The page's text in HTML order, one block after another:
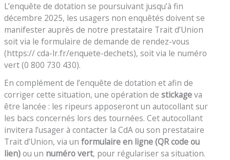
L’enquête de dotation se poursuivant jusqu’à fin
décembre 2025, les usagers non enquêtés doivent se
manifester auprès de notre prestataire Trait d’Union
soit via le formulaire de demande de rendez-vous
(https:// cda-lr.fr/enquete-dechets), soit via le numéro
vert (0 800 730 430).
En complément de l’enquête de dotation et afin de
corriger cette situation, une opération destickageva
être lancée : les ripeurs apposeront un autocollant sur
les bacs concernés lors des tournées. Cet autocollant
invitera l’usager à contacter la CdA ou son prestataire
Trait d’Union, via unformulaire en ligne (QR code ou
lien)ou un numéro vert, pour régulariser sa situation.